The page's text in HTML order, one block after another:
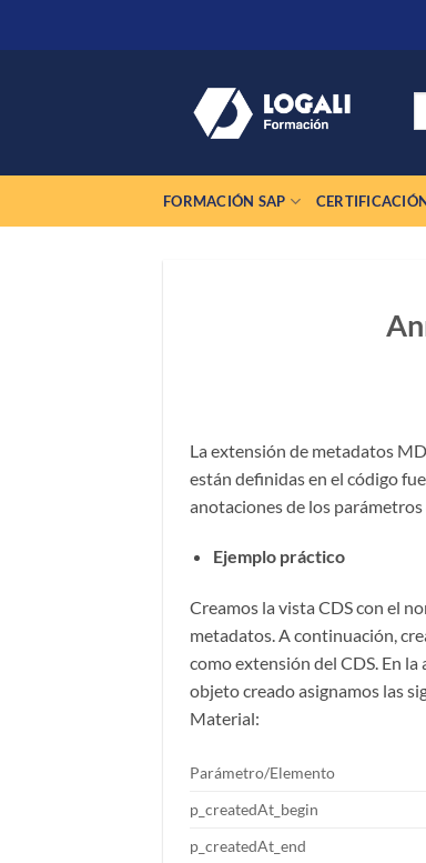
FORMACIÓN SAP
La extensión de metadatos
están definidas en el código
anotaciones de los
Ejemplo práctico
Creamos la vista CDS con el
metadatos. A continuación,
como extensión del CDS. En
objeto creado asignamos las
Material:
Parámetro/Elemento
p_createdAt_begin
p_createdAt_end